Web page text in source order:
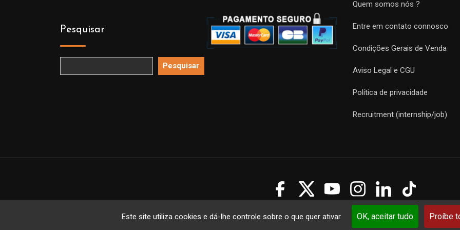
Este site utiliza cookies e dá-lhe controle sobre o que quer ativar OK, aceitar tudo Proíbe
Pesquisar
Pesquisar
Quem somos nós ?
Entre em contato connosco
Condições Gerais de Venda
Aviso Legal e CGU
Política de privacidade
Recruitment (internship/job)
Copyright Guides 2021. Tous droits réservés. Développement web sur mesure